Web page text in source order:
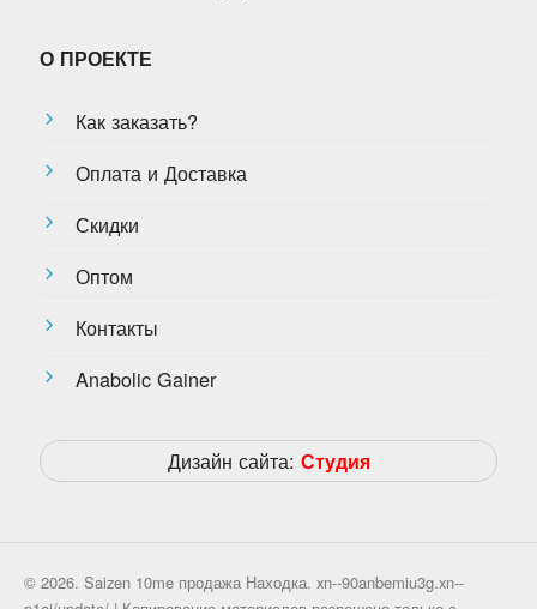
О ПРОЕКТЕ
Как заказать?
Оплата и Доставка
Скидки
Оптом
Контакты
Anabolic Gainer
Дизайн сайта: Студия
© 2026. Saizen 10me продажа Находка. xn--90anbemiu3g.xn--